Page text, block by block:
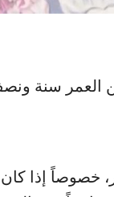
العمر سنة
إذا كان